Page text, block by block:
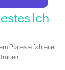
Ich
Pilates erfahrener